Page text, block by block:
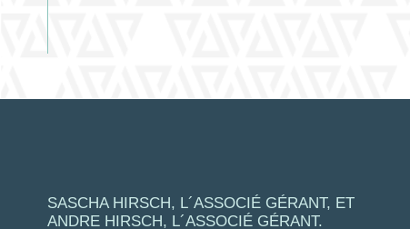
SASCHA HIRSCH, L´ASSOCIÉ GÉRANT, ET
ANDRE HIRSCH, L´ASSOCIÉ GÉRANT.